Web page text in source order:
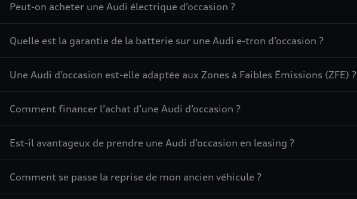
Peut-on acheter une Audi électrique d’occasion ?
Quelle est la garantie de la batterie sur une Audi e-tron d’occasion ?
Une Audi d’occasion est-elle adaptée aux Zones à Faibles Émissions (ZFE) ?
Comment financer l’achat d’une Audi d’occasion ?
Est-il avantageux de prendre une Audi d’occasion en leasing ?
Comment se passe la reprise de mon ancien véhicule ?